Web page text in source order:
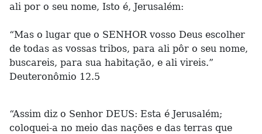
ali por o seu nome, Isto é, Jerusalém:
“Mas o lugar que o SENHOR vosso Deus escolher
de todas as vossas tribos, para ali pôr o seu nome,
buscareis, para sua habitação, e ali vireis.”
Deuteronômio 12.5
“Assim diz o Senhor DEUS: Esta é Jerusalém;
coloquei-a no meio das nações e das terras que